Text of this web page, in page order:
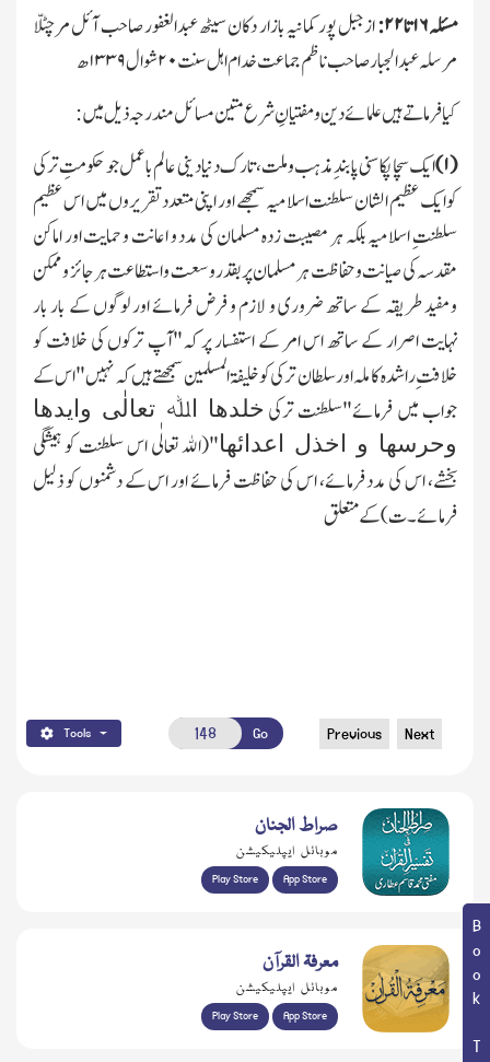
مسئلہ۱۶تا۲۲: ازجبل پور کمانیہ بازار دکان سیٹھ عبدالغفور صاحب آئل مرچنٹ
مرسلہ عبدالجبار صاحب ناظم جماعت خدام اہل سنت۲۰شوال۱۳۳۹ھ
کیافرماتے ہیں علمائے دین ومفتیانِ شرع متین مسائل مندرجہ ذیل میں:
(۱) ایك سچا پکا سنی پابندِ مذہب و ملت، تارك دنیا دینی عالم باعمل جو حکومتِ ترکی
کوایك عظیم الشان سلطنت اسلامیہ سمجھے اور اپنی متعدد تقریروں میں اس عظیم
سلطنتِ اسلامیہ بلکہ ہر مصیبت زدہ مسلمان کی مدد و اعانت و حمایت اور اماکن
مقدسہ کی صیانت و حفاظت ہر مسلمان پر بقدر وسعت واستطاعت ہر جائز و ممکن
ومفید طریقہ کے ساتھ ضروری و لازم و فرض فرمائے اور لوگوں کے بار بار
نہایت اصرار کے ساتھ اس امر کے استفسار پر کہ"آپ ترکوں کی خلافت کو
خلافتِ راشدہ کاملہ اور سلطان ترکی کو خلیفۃ المسلمین سمجھتے ہیں کہ نہیں"اس کے
جواب میں فرمائے"سلطنت ترکی خلدھا اﷲ تعالٰی وایدھا
وحرسھا و اخذل اعدائھا"(اﷲ تعالٰی اس سلطنت کو ہمیشگی
بخشے، اس کی مدد فرمائے، اس کی حفاظت فرمائے اور اس کے دشمنوں کو ذلیل
فرمائے۔ت) کے متعلق
Tools Go Previous Next
صراط الجنان
موبائل ایپلیکیشن
Play Store App Store
معرفۃ القرآن
موبائل ایپلیکیشن
Play Store App Store